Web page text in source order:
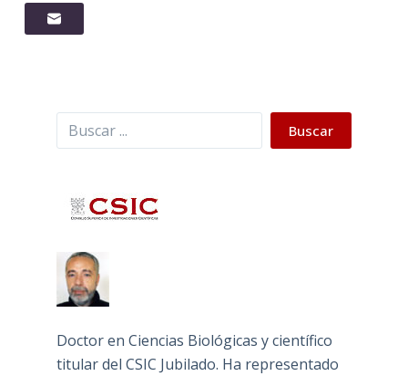
Buscar Buscar
Doctor en Ciencias Biológicas y científico
titular del CSIC Jubilado. Ha representado